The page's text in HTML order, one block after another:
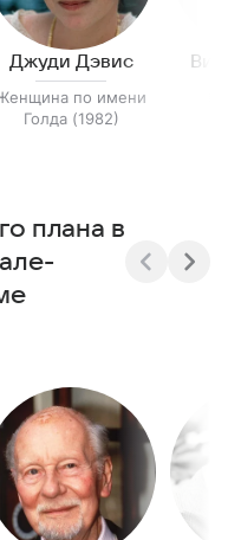
Джуди Дэвис
по имени
Голда (1982)
Вики
плана в